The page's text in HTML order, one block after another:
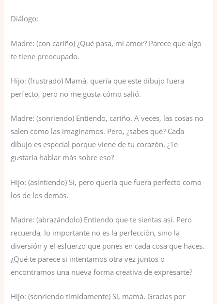
Diálogo:
Madre: (con cariño) ¿Qué pasa, mi amor? Parece que algo
te tiene preocupado.
Hijo: (frustrado) Mamá, quería que este dibujo fuera
perfecto, pero no me gusta cómo salió.
Madre: (sonriendo) Entiendo, cariño. A veces, las cosas no
salen como las imaginamos. Pero, ¿sabes qué? Cada
dibujo es especial porque viene de tu corazón. ¿Te
gustaría hablar más sobre eso?
Hijo: (asintiendo) Sí, pero quería que fuera perfecto como
los de los demás.
Madre: (abrazándolo) Entiendo que te sientas así. Pero
recuerda, lo importante no es la perfección, sino la
diversión y el esfuerzo que pones en cada cosa que haces.
¿Qué te parece si intentamos otra vez juntos o
encontramos una nueva forma creativa de expresarte?
Hijo: (sonriendo tímidamente) Sí, mamá. Gracias por